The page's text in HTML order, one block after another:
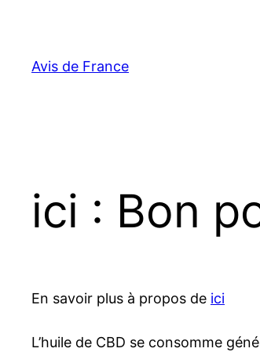
contenu
Avis de France
ici : Bon
En savoir plus à propos de ici
L’huile de CBD se consomme